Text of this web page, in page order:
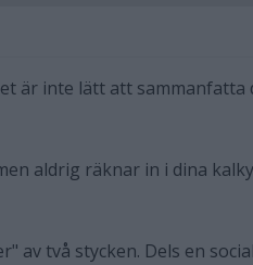
är inte lätt att sammanfatta
aldrig räknar in i dina
av två stycken. Dels en